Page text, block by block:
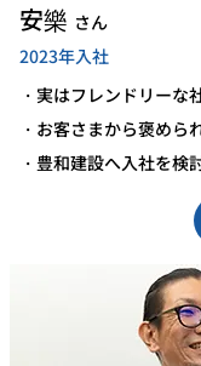
安樂 さん
2023年入社
・実はフレンドリーな
・お客さまから褒めら
・豊和建設へ入社を検